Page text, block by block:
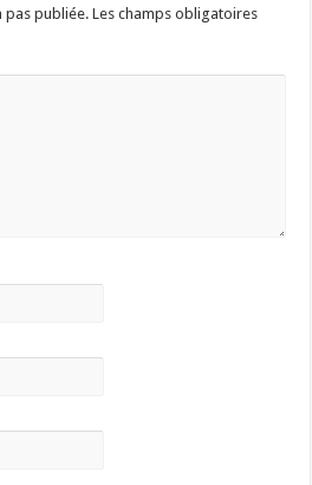
pas publiée. Les champs obligatoires